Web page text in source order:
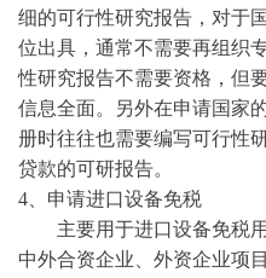
细的可行性研究报告，对于
位出具，通常不需要再组织
性研究报告不需要资格，但
信息全面。另外在申请国家
册时往往也需要编写可行性
贷款的可研报告。
4、申请进口设备免税
主要用于进口设备免税用
中外合资企业、外资企业项